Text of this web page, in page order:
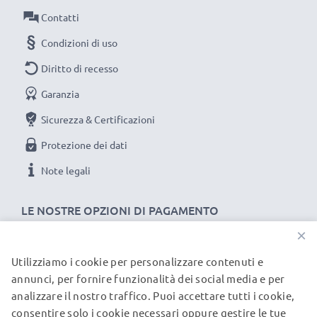
Potenza / Power Watt: 5W
LE NOSTRE OPZIONI DI PAGAMENTO
Contatti
Condizioni di uso
Diritto di recesso
Garanzia
Sicurezza & Certificazioni
Protezione dei dati
Note legali
I NOSTRI PARTNER DI SPEDIZIONE
×
Utilizziamo i cookie per personalizzare contenuti e
annunci, per fornire funzionalità dei social media e per
analizzare il nostro traffico. Puoi accettare tutti i cookie,
consentire solo i cookie necessari oppure gestire le tue